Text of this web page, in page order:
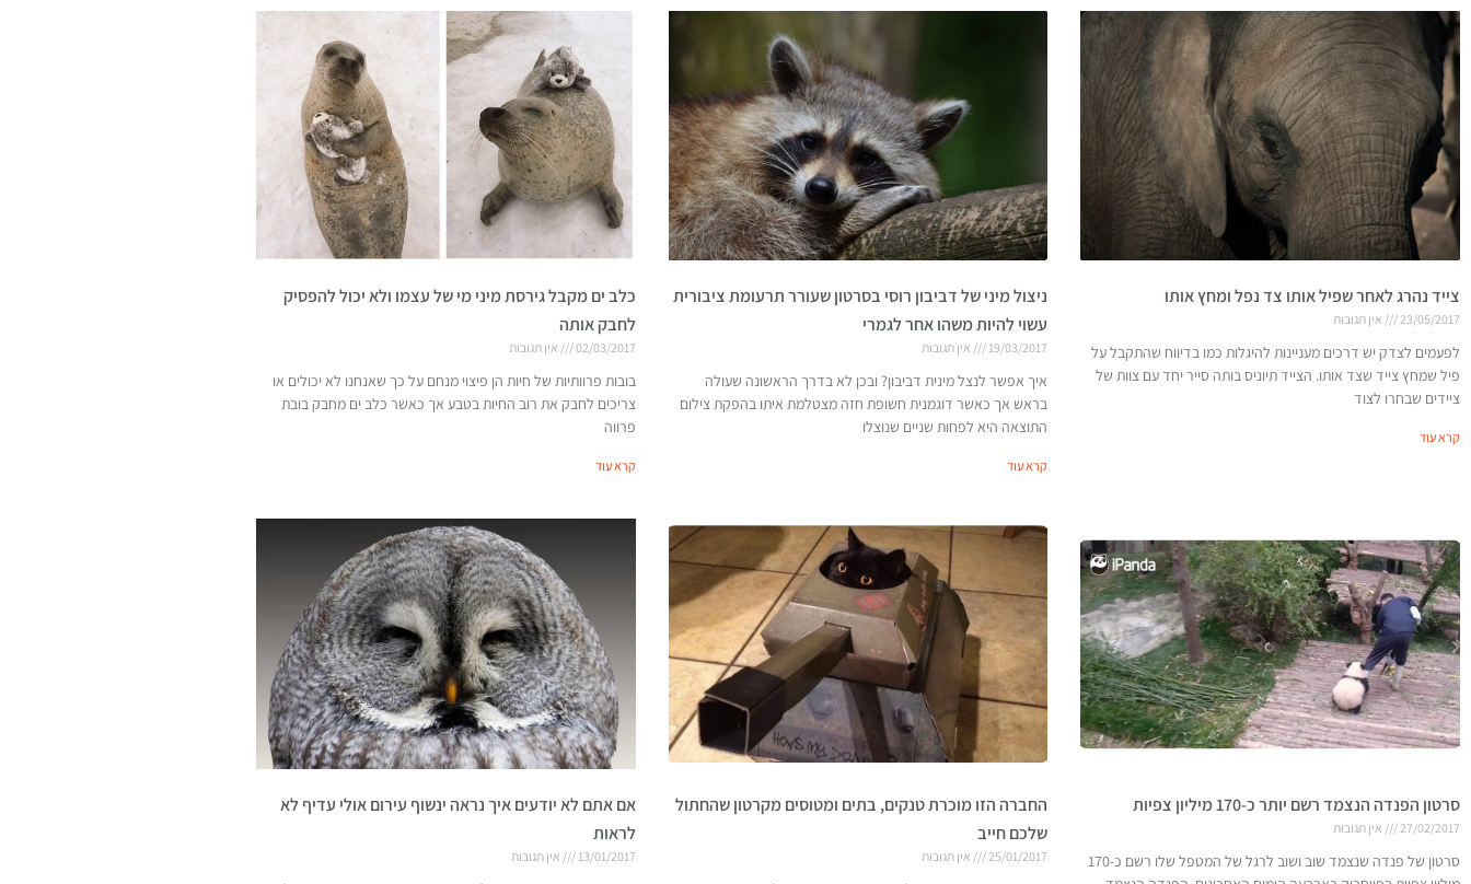
צייד נהרג לאחר שפיל אותו צד נפל ומחץ אותו
23/05/2017 אין תגובות
לפעמים לצדק יש דרכים מעניינות להיגלות כמו בדיווח שהתקבל על
פיל שמחץ צייד שצד אותו. הצייד תיוניס בותה סייר יחד עם צוות של
ציידים שבחרו לצוד
קרא עוד
ניצול מיני של דביבון רוסי בסרטון שעורר תרעומת ציבורית
עשוי להיות משהו אחר לגמרי
19/03/2017 אין תגובות
איך אפשר לנצל מינית דביבון? ובכן לא בדרך הראשונה שעולה
בראש אך כאשר דוגמנית חשופת חזה מצטלמת איתו בהפקת צילום
התוצאה היא לפחות שניים שנוצלו
קרא עוד
כלב ים מקבל גירסת מיני מי של עצמו ולא יכול להפסיק
לחבק אותה
02/03/2017 אין תגובות
בובות פרוותיות של חיות הן פיצוי מנחם על כך שאנחנו לא יכולים או
צריכים לחבק את רוב החיות בטבע אך כאשר כלב ים מחבק בובת
פרווה
קרא עוד
סרטון הפנדה הנצמד רשם יותר כ-170 מיליון צפיות
27/02/2017 אין תגובות
סרטון של פנדה שנצמד שוב ושוב לרגל של המטפל שלו רשם כ-170
החברה הזו מוכרת טנקים, בתים ומטוסים מקרטון שהחתול
שלכם חייב
25/01/2017 אין תגובות
אם אתם לא יודעים איך נראה ינשוף עירום אולי עדיף לא
לראות
13/01/2017 אין תגובות